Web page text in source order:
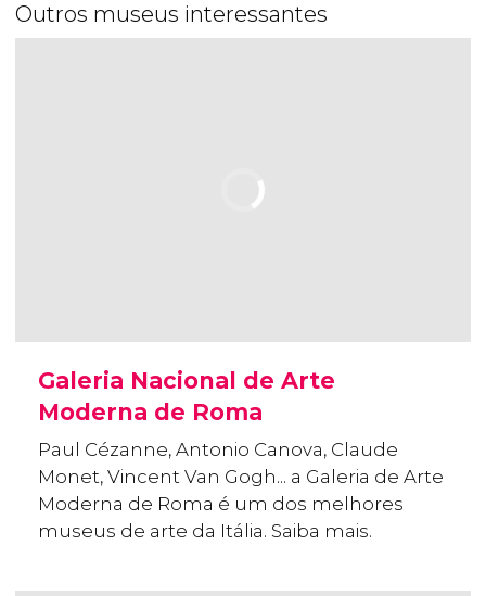
Outros museus interessantes
Galeria Nacional de Arte
Moderna de Roma
Paul Cézanne, Antonio Canova, Claude
Monet, Vincent Van Gogh... a Galeria de Arte
Moderna de Roma é um dos melhores
museus de arte da Itália. Saiba mais.